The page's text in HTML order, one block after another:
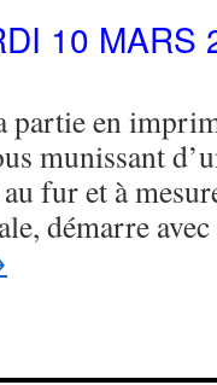
10 MARS
partie en
munissant
fur et à
démarre